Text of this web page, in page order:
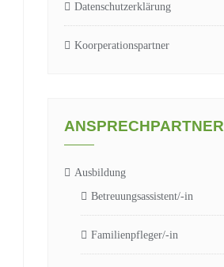
Datenschutzerklärung
Koorperationspartner
ANSPRECHPARTNER
Ausbildung
Betreuungsassistent/-in
Familienpfleger/-in